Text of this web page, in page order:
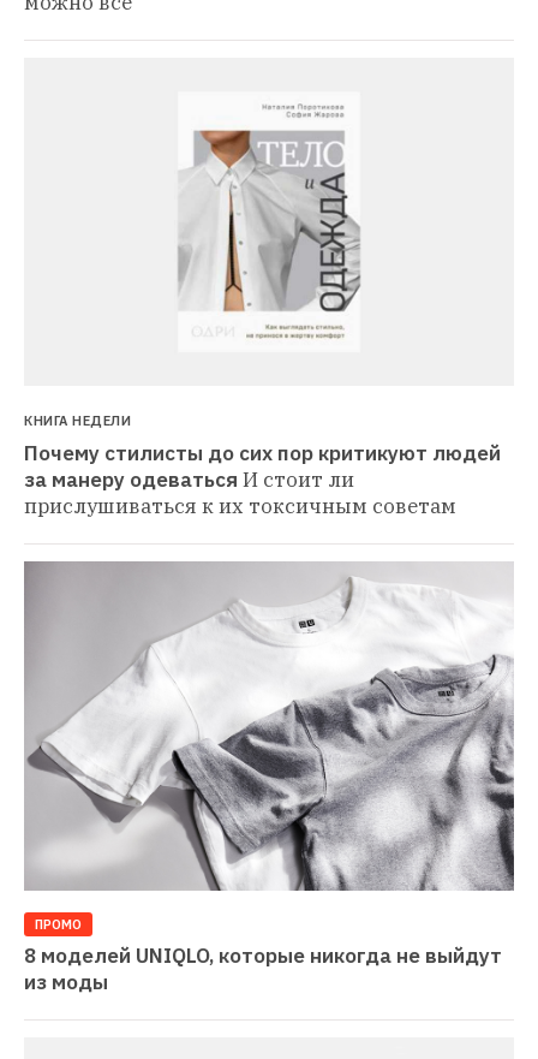
КНИГА НЕДЕЛИ
Почему стилисты до сих пор критикуют людей
за манеру одеваться И стоит ли
прислушиваться к их токсичным советам
ПРОМО
8 моделей UNIQLO, которые никогда не выйдут
из моды